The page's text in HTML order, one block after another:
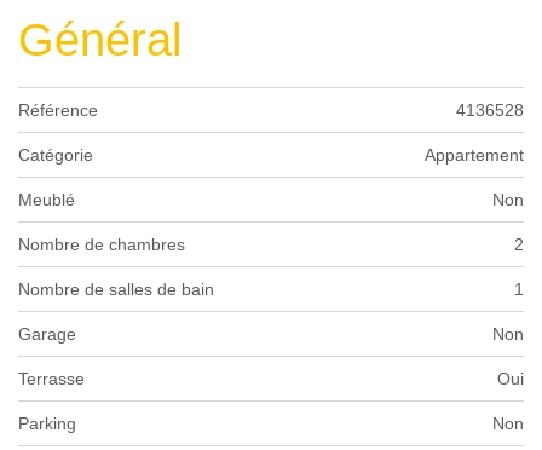
Général
Référence 4136528
Catégorie Appartement
Meublé Non
Nombre de chambres 2
Nombre de salles de bain 1
Garage Non
Terrasse Oui
Parking Non